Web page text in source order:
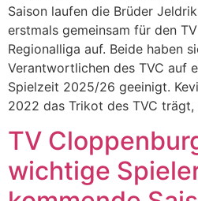
Saison laufen die Brüder
erstmals gemeinsam für den
Regionalliga auf. Beide haben
Verantwortlichen des TVC auf
Spielzeit 2025/26 geeinigt.
2022 das Trikot des TVC
TV
wichtige